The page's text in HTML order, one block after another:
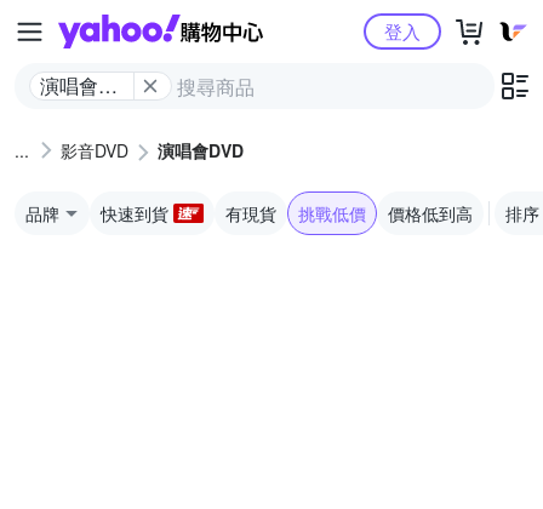
Yahoo購物中心
演唱會
登入
影音DVD 演唱會DVD
品牌 快速到貨 有現貨 挑戰低價 價格低到高 排序